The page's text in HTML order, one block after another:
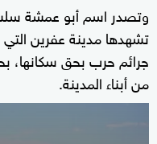
وتصدر اسم أبو عمشة
تشهدها مدينة عفرين التي
جرائم حرب بحق سكانها،
من أبناء المدينة.